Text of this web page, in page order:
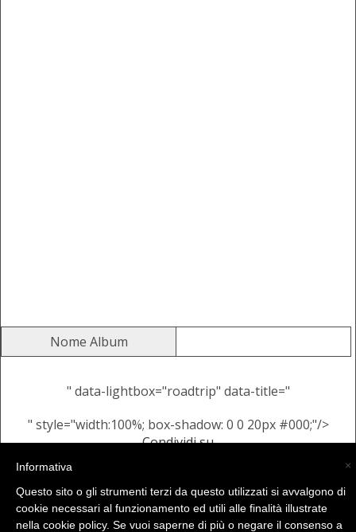
Nome Album
" data-lightbox="roadtrip" data-title="
" style="width:100%; box-shadow: 0 0 20px #000;"/>
Condividi su
Alcune Immagini Casuali dallo
stesso Album
×
Informativa
Questo sito o gli strumenti terzi da questo utilizzati si avvalgono di
cookie necessari al funzionamento ed utili alle finalità illustrate
nella cookie policy. Se vuoi saperne di più o negare il consenso a